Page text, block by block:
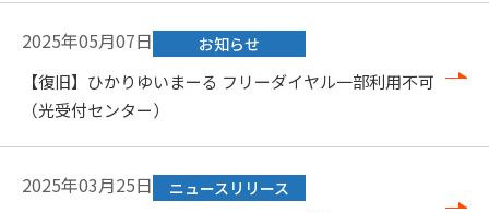
2025年05月07日 お知らせ
【復旧】ひかりゆいまーる フリーダイヤル一部利用不可
（光受付センター）
2025年03月25日 ニュースリリース